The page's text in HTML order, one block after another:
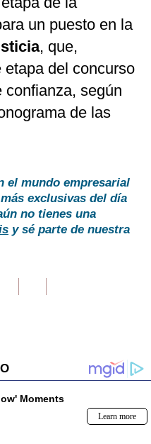
un puesto en la
, que,
del concurso
confianza, según
de las
el mundo empresarial
exclusivas del día
no tienes una
y sé parte de nuestra